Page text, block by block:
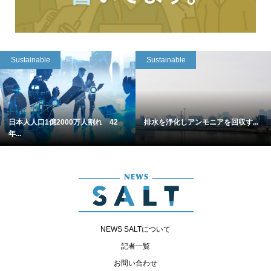
Sustainable
日本人人口1億2000万人割れ 42
年...
Sustainable
排水を浄化しアンモニアを回収す...
NEWS SALTについて
記者一覧
お問い合わせ